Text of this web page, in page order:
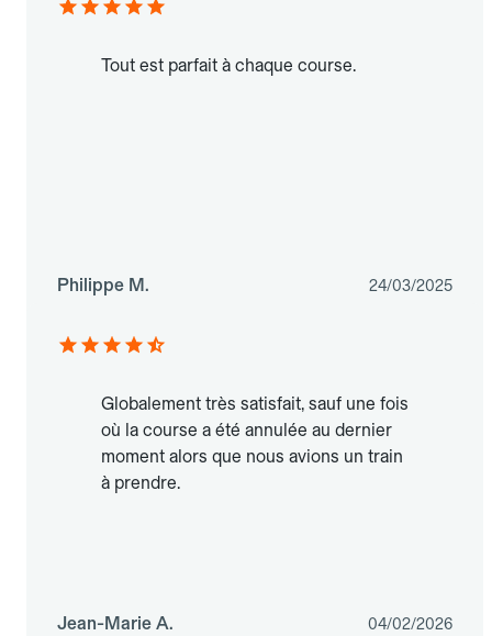
Tout est parfait à chaque course.
Philippe M. 24/03/2025
Globalement très satisfait, sauf une fois
où la course a été annulée au dernier
moment alors que nous avions un train
à prendre.
Jean-Marie A. 04/02/2026